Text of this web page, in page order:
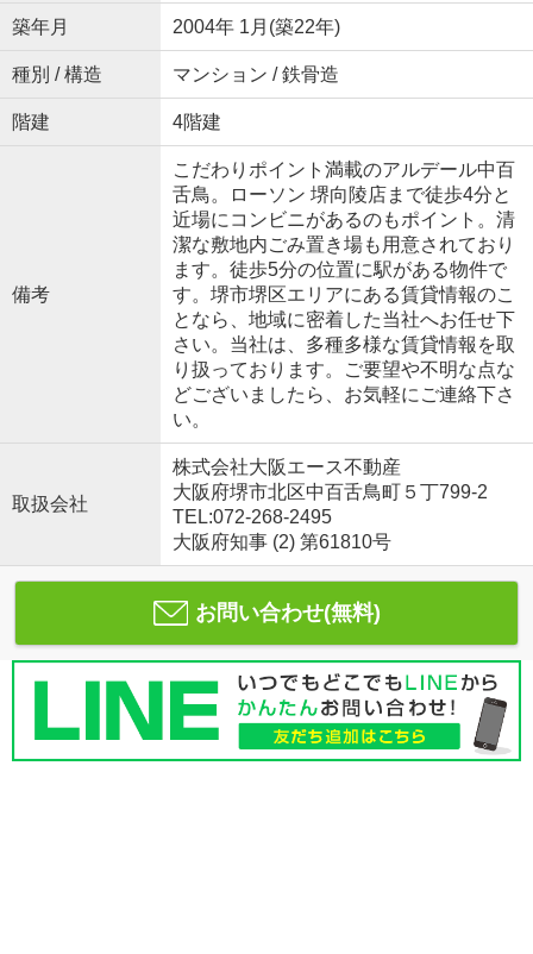
築年月 2004年 1月(築22年)
種別 / 構造 マンション / 鉄骨造
階建 4階建
備考
こだわりポイント満載のアルデール中百
舌鳥。ローソン 堺向陵店まで徒歩4分と
近場にコンビニがあるのもポイント。清
潔な敷地内ごみ置き場も用意されており
ます。徒歩5分の位置に駅がある物件で
す。堺市堺区エリアにある賃貸情報のこ
となら、地域に密着した当社へお任せ下
さい。当社は、多種多様な賃貸情報を取
り扱っております。ご要望や不明な点な
どございましたら、お気軽にご連絡下さ
い。
取扱会社
株式会社大阪エース不動産
大阪府堺市北区中百舌鳥町５丁799-2
TEL:072-268-2495
大阪府知事 (2) 第61810号
お問い合わせ(無料)